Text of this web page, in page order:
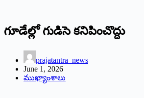
గూడేల్లో గుడిసె కనిపించొద్దు
prajatantra_news
June 1, 2026
ముఖ్యాంశాలు